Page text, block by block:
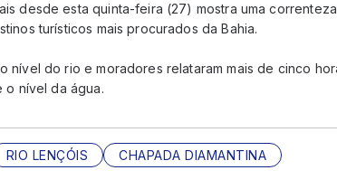
desde esta quinta-feira (27) mostra uma
turísticos mais procurados da Bahia.
nível do rio e moradores relataram mais de cinco
o nível da água.
RIO LENÇÓIS
CHAPADA DIAMANTINA